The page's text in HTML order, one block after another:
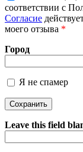
Более
соответствии с
Согласие
моего отзыва *
Город
Я не спамер
Я спамер
Leave this field